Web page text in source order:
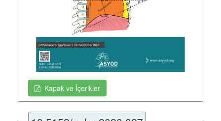
Kapak ve İçerikler